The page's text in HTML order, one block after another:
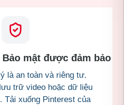
mật được đảm bảo
là an toàn và riêng tư.
trữ video hoặc dữ liệu
Tải xuống Pinterest của